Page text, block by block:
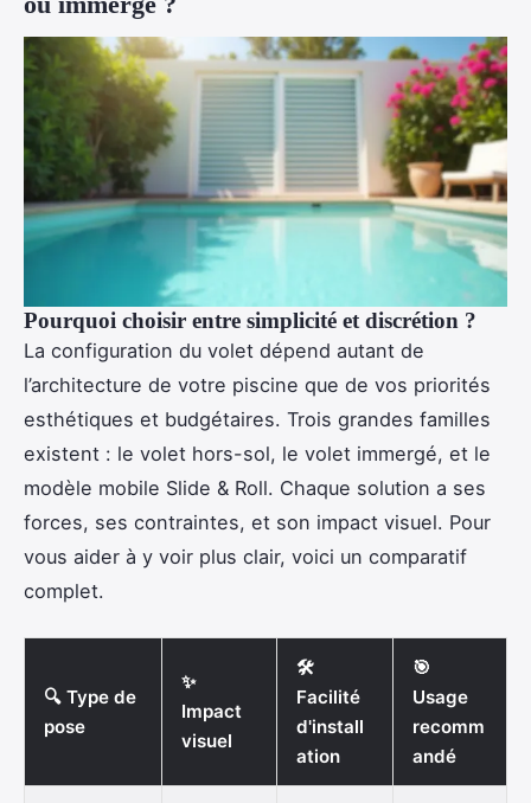
Pourquoi choisir entre simplicité et discrétion ?
La configuration du volet dépend autant de
l’architecture de votre piscine que de vos priorités
esthétiques et budgétaires. Trois grandes familles
existent : le volet hors-sol, le volet immergé, et le
modèle mobile Slide & Roll. Chaque solution a ses
forces, ses contraintes, et son impact visuel. Pour
vous aider à y voir plus clair, voici un comparatif
complet.
🔍 Type de
pose
✨
Impact
visuel
🛠️
Facilité
d'install
ation
🎯
Usage
recomm
andé